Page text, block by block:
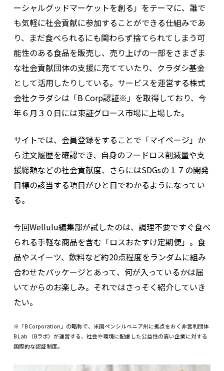
ーシャルグッドマーケットを創る」をテーマに、誰で
も気軽に社会貢献に参加することができる仕組みであ
り、まだ食べられるにも関わらず捨てられてしまう可
能性のある食品を販売し、売り上げの一部をさまざま
な社会貢献団体の支援に充てていたり、クラダシ基金
として活用したりしている。サービスを運営する株式
会社クラダシは「B Corp認証※」を取得しており、今
年６月３０日には東証グロース市場に上場した。
サイトでは、会員登録をすることで「マイページ」か
ら注文履歴を確認でき、自身のフードロス削減量や支
援総額などの社会貢献度、さらにはSDGsの１７の開発
目標の該当する項目がひと目でわかるようになってい
る。
今回Wellulu編集部が試したのは、調理不要ですぐ食べ
られる手軽な商品を含む「ロスおたすけ定期便」。食
品やスイーツ、飲料など約20点程度をランダムに組み
合わせたパッケージとあって、何が入っているかは届
いてからのお楽しみ。それではさっそく紹介していき
たい。
※「B Corporation」の略称で、米国ペンシルベニア州に拠点をおく非営利団体
B Lab （Bラボ）が運営する、社会や環境に配慮した公益性の高い企業に対する
国際的な認証制度。